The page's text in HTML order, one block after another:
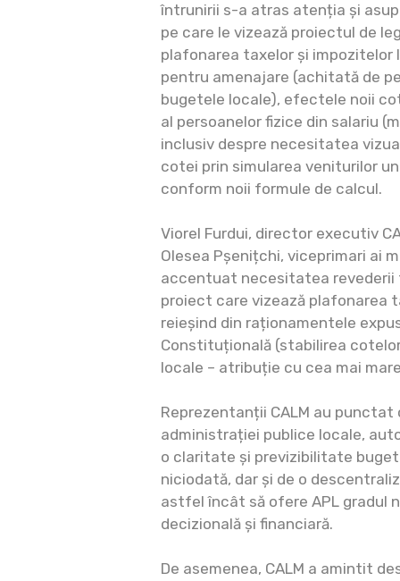
întrunirii s-a atras atenția și
pe care le vizează proiectul de
plafonarea taxelor și
pentru amenajare (achitată de
bugetele locale), efectele noii
al persoanelor fizice din salariu
inclusiv despre necesitatea
cotei prin simularea veniturilor
conform noii formule de calcul.
Viorel Furdui, director executiv
Olesea Pșenițchi, viceprimari ai
accentuat necesitatea revederii
proiect care vizează plafonarea
reieșind din raționamentele
Constituțională (stabilirea
locale – atribuție cu cea mai
Reprezentanții CALM au
administrației publice locale,
o claritate și previzibilitate
niciodată, dar și de o
astfel încât să ofere APL gradul
decizională și financiară.
De asemenea, CALM a amintit